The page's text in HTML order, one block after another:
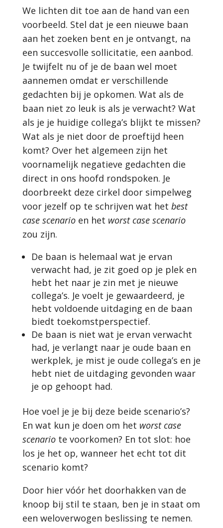
We lichten dit toe aan de hand van een
voorbeeld. Stel dat je een nieuwe baan
aan het zoeken bent en je ontvangt, na
een succesvolle sollicitatie, een aanbod.
Je twijfelt nu of je de baan wel moet
aannemen omdat er verschillende
gedachten bij je opkomen. Wat als de
baan niet zo leuk is als je verwacht? Wat
als je je huidige collega’s blijkt te missen?
Wat als je niet door de proeftijd heen
komt? Over het algemeen zijn het
voornamelijk negatieve gedachten die
direct in ons hoofd rondspoken. Je
doorbreekt deze cirkel door simpelweg
voor jezelf op te schrijven wat het best
case scenarioen het worst case scenario
zou zijn.
De baan is helemaal wat je ervan
verwacht had, je zit goed op je plek en
hebt het naar je zin met je nieuwe
collega’s. Je voelt je gewaardeerd, je
hebt voldoende uitdaging en de baan
biedt toekomstperspectief.
De baan is niet wat je ervan verwacht
had, je verlangt naar je oude baan en
werkplek, je mist je oude collega’s en je
hebt niet de uitdaging gevonden waar
je op gehoopt had.
Hoe voel je je bij deze beide scenario’s?
En wat kun je doen om het worst case
scenario te voorkomen? En tot slot: hoe
los je het op, wanneer het echt tot dit
scenario komt?
Door hier vóór het doorhakken van de
knoop bij stil te staan, ben je in staat om
een weloverwogen beslissing te nemen.